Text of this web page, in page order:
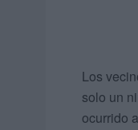
Los
solo un
ocurrido